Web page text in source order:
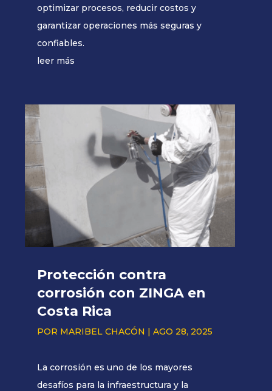
optimizar procesos, reducir costos y
garantizar operaciones más seguras y
confiables.
leer más
Protección contra
corrosión con ZINGA en
Costa Rica
POR MARIBEL CHACÓN |AGO 28, 2025
La corrosión es uno de los mayores
desafíos para la infraestructura y la